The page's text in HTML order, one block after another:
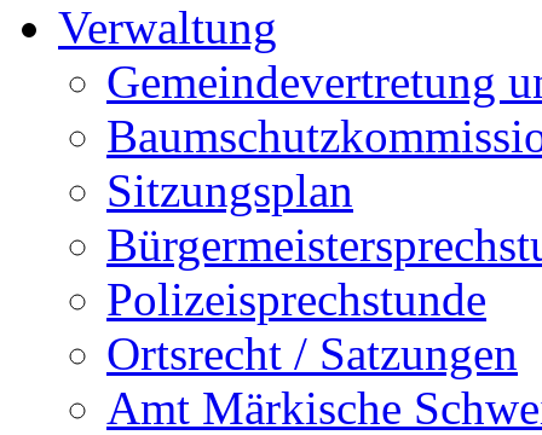
Verwaltung
Gemeindevertretung
Sitzungsplan
Polizeisprechstunde
Ortsrecht / Satzungen
Amt Märkische